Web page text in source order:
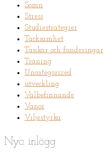
Sömn
Stress
Studiestrategier
Tacksamhet
Tankar och funderingar
Träning
Uncategorized
utveckling
Välbefinnande
Vanor
Viljestyrka
Nya inlägg